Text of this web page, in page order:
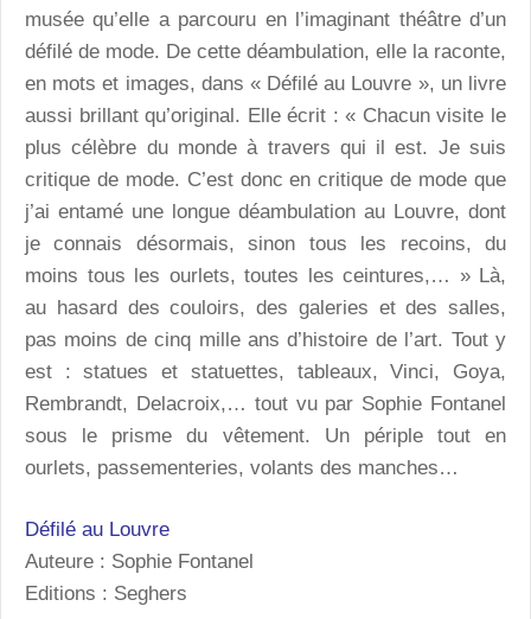
musée qu’elle a parcouru en l’imaginant théâtre d’un
défilé de mode. De cette déambulation, elle la raconte,
en mots et images, dans « Défilé au Louvre », un livre
aussi brillant qu’original. Elle écrit : « Chacun visite le
plus célèbre du monde à travers qui il est. Je suis
critique de mode. C’est donc en critique de mode que
j’ai entamé une longue déambulation au Louvre, dont
je connais désormais, sinon tous les recoins, du
moins tous les ourlets, toutes les ceintures,… » Là,
au hasard des couloirs, des galeries et des salles,
pas moins de cinq mille ans d’histoire de l’art. Tout y
est : statues et statuettes, tableaux, Vinci, Goya,
Rembrandt, Delacroix,… tout vu par Sophie Fontanel
sous le prisme du vêtement. Un périple tout en
ourlets, passementeries, volants des manches…
Défilé au Louvre
Auteure : Sophie Fontanel
Editions : Seghers